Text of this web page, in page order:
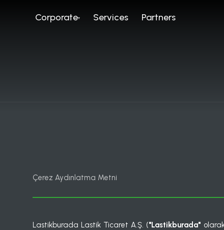
Corporate Services Partners
Çerez Aydınlatma Metni
Lastikburada Lastik Ticaret A.Ş. ("Lastikburada"